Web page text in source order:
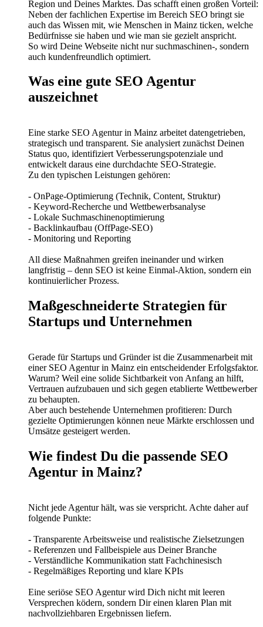
Region und Deines Marktes. Das schafft einen großen Vorteil:
Neben der fachlichen Expertise im Bereich SEO bringt sie
auch das Wissen mit, wie Menschen in Mainz ticken, welche
Bedürfnisse sie haben und wie man sie gezielt anspricht.
So wird Deine Webseite nicht nur suchmaschinen-, sondern
auch kundenfreundlich optimiert.
Was eine gute SEO Agentur
auszeichnet
Eine starke SEO Agentur in Mainz arbeitet datengetrieben,
strategisch und transparent. Sie analysiert zunächst Deinen
Status quo, identifiziert Verbesserungspotenziale und
entwickelt daraus eine durchdachte SEO-Strategie.
Zu den typischen Leistungen gehören:
- OnPage-Optimierung (Technik, Content, Struktur)
- Keyword-Recherche und Wettbewerbsanalyse
- Lokale Suchmaschinenoptimierung
- Backlinkaufbau (OffPage-SEO)
- Monitoring und Reporting
All diese Maßnahmen greifen ineinander und wirken
langfristig – denn SEO ist keine Einmal-Aktion, sondern ein
kontinuierlicher Prozess.
Maßgeschneiderte Strategien für
Startups und Unternehmen
Gerade für Startups und Gründer ist die Zusammenarbeit mit
einer SEO Agentur in Mainz ein entscheidender Erfolgsfaktor.
Warum? Weil eine solide Sichtbarkeit von Anfang an hilft,
Vertrauen aufzubauen und sich gegen etablierte Wettbewerber
zu behaupten.
Aber auch bestehende Unternehmen profitieren: Durch
gezielte Optimierungen können neue Märkte erschlossen und
Umsätze gesteigert werden.
Wie findest Du die passende SEO
Agentur in Mainz?
Nicht jede Agentur hält, was sie verspricht. Achte daher auf
folgende Punkte:
- Transparente Arbeitsweise und realistische Zielsetzungen
- Referenzen und Fallbeispiele aus Deiner Branche
- Verständliche Kommunikation statt Fachchinesisch
- Regelmäßiges Reporting und klare KPIs
Eine seriöse SEO Agentur wird Dich nicht mit leeren
Versprechen ködern, sondern Dir einen klaren Plan mit
nachvollziehbaren Ergebnissen liefern.